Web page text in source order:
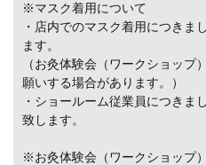
※マスク着用について
・店内でのマスク着用につきま
ます。
（お灸体験会（ワークショップ
願いする場合があります。）
・ショールーム従業員につきま
致します。
※お灸体験会（ワークショップ